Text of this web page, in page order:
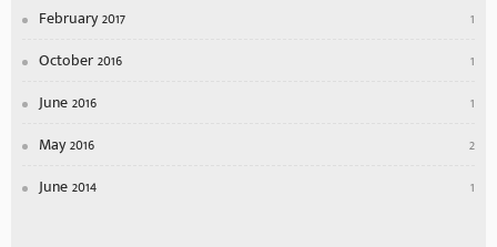
February 2017
1
October 2016
1
June 2016
1
May 2016
2
June 2014
1